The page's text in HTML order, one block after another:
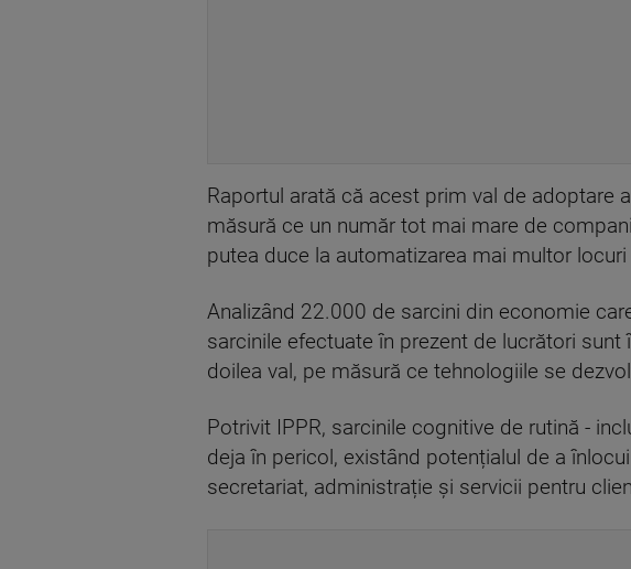
Raportul arată că acest prim val de adoptare
măsură ce un număr tot mai mare de
putea duce la automatizarea mai multor
Analizând 22.000 de sarcini din economie
sarcinile efectuate în prezent de lucrători
doilea val, pe măsură ce tehnologiile se
Potrivit IPPR, sarcinile cognitive de rutină -
deja în pericol, existând potențialul de a
secretariat, administrație și servicii pentru